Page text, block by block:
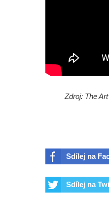
Zdroj: The
Sdílej na
Sdílej na